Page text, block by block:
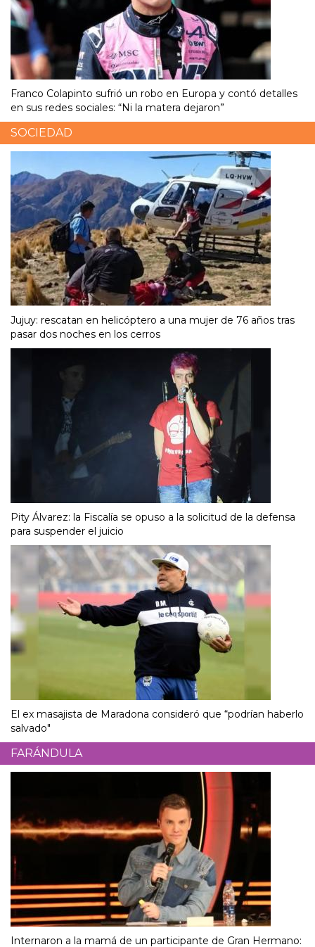
Franco Colapinto sufrió un robo en Europa y contó detalles
en sus redes sociales: “Ni la matera dejaron”
SOCIEDAD
Jujuy: rescatan en helicóptero a una mujer de 76 años tras
pasar dos noches en los cerros
Pity Álvarez: la Fiscalía se opuso a la solicitud de la defensa
para suspender el juicio
El ex masajista de Maradona consideró que “podrían haberlo
salvado"
FARÁNDULA
Internaron a la mamá de un participante de Gran Hermano: